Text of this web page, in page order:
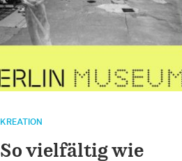
KREATION
So vielfältig wie